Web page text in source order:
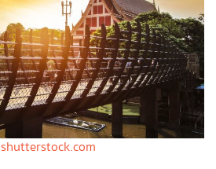
shutterstock.com